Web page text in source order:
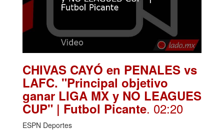
CHIVAS CAYÓ en PENALES vs
LAFC. "Principal objetivo
ganar LIGA MX y NO LEAGUES
CUP" | Futbol Picante. 02:20
ESPN Deportes